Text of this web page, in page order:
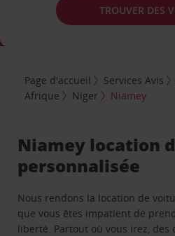
TROUVER DES
Page d'accueil Services Avis
Afrique
Niger Niamey
Niamey location
personnalisée
Nous rendons la location de
que vous êtes impatient de
liberté. Partout où vous irez, des